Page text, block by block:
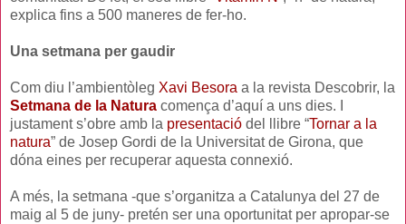
explica fins a 500 maneres de fer-ho.
Una setmana per gaudir
Com diu l’ambientòleg Xavi Besora a la revista Descobrir, la
Setmana de la Natura comença d’aquí a uns dies. I
justament s’obre amb la presentació del llibre “Tornar a la
natura” de Josep Gordi de la Universitat de Girona, que
dóna eines per recuperar aquesta connexió.
A més, la setmana -que s’organitza a Catalunya del 27 de
maig al 5 de juny- pretén ser una oportunitat per apropar-se